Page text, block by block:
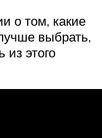
о том, какие
выбрать,
из этого